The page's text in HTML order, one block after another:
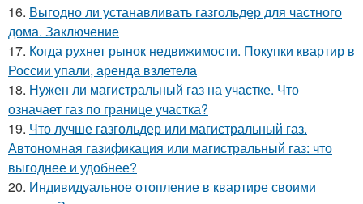
16. Выгодно ли устанавливать газгольдер для частного
дома. Заключение
17. Когда рухнет рынок недвижимости. Покупки квартир в
России упали, аренда взлетела
18. Нужен ли магистральный газ на участке. Что
означает газ по границе участка?
19. Что лучше газгольдер или магистральный газ.
Автономная газификация или магистральный газ: что
выгоднее и удобнее?
20. Индивидуальное отопление в квартире своими